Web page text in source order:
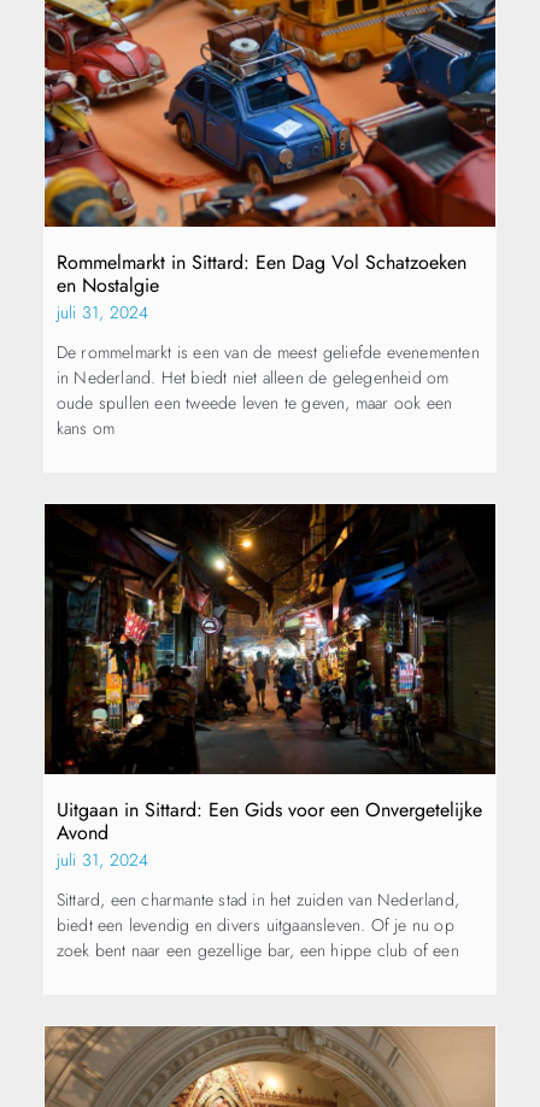
Rommelmarkt in Sittard: Een Dag Vol Schatzoeken
en Nostalgie
juli 31, 2024
De rommelmarkt is een van de meest geliefde evenementen
in Nederland. Het biedt niet alleen de gelegenheid om
oude spullen een tweede leven te geven, maar ook een
kans om
Uitgaan in Sittard: Een Gids voor een Onvergetelijke
Avond
juli 31, 2024
Sittard, een charmante stad in het zuiden van Nederland,
biedt een levendig en divers uitgaansleven. Of je nu op
zoek bent naar een gezellige bar, een hippe club of een